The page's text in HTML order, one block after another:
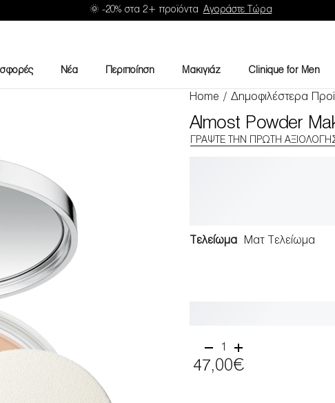
🌞 -20% στα 2+ προϊόντα Αγοράστε Τώρα
Νέα Περιποίηση Μακιγιάζ Clinique for Men
Home / Δημοφιλέστερα
Almost Powder
ΓΡΆΨΤΕ ΤΗΝ ΠΡΏΤΗ
Τελείωμα Ματ Τελείωμα
1
47,00€